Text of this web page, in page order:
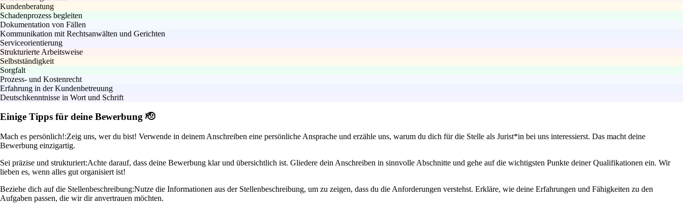
Kundenberatung
Schadenprozess begleiten
Dokumentation von Fällen
Kommunikation mit Rechtsanwälten und Gerichten
Serviceorientierung
Strukturierte Arbeitsweise
Selbstständigkeit
Sorgfalt
Prozess- und Kostenrecht
Erfahrung in der Kundenbetreuung
Deutschkenntnisse in Wort und Schrift
Einige Tipps für deine Bewerbung 🫡
Mach es persönlich!:Zeig uns, wer du bist! Verwende in deinem Anschreiben eine persönliche Ansprache und erzähle uns, warum du dich für die Stelle als Jurist*in bei uns interessierst. Das macht deine
Bewerbung einzigartig.
Sei präzise und strukturiert:Achte darauf, dass deine Bewerbung klar und übersichtlich ist. Gliedere dein Anschreiben in sinnvolle Abschnitte und gehe auf die wichtigsten Punkte deiner Qualifikationen ein. Wir
lieben es, wenn alles gut organisiert ist!
Beziehe dich auf die Stellenbeschreibung:Nutze die Informationen aus der Stellenbeschreibung, um zu zeigen, dass du die Anforderungen verstehst. Erkläre, wie deine Erfahrungen und Fähigkeiten zu den
Aufgaben passen, die wir dir anvertrauen möchten.